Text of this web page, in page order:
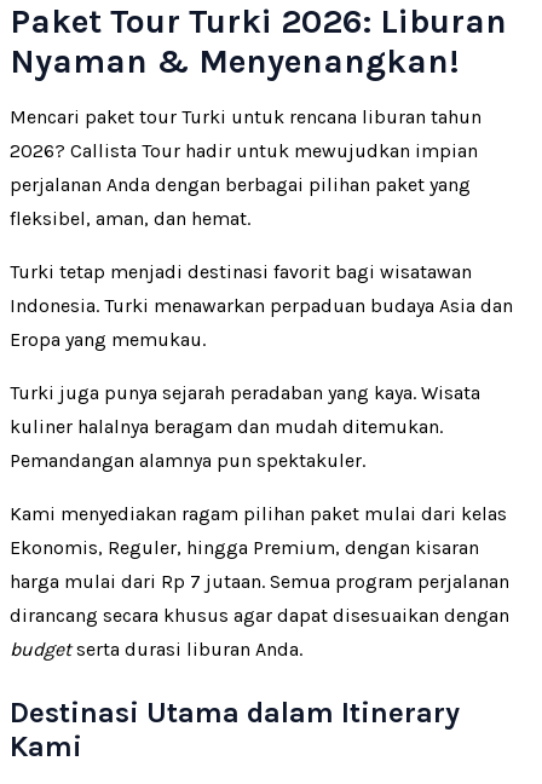
Paket Tour Turki 2026: Liburan
Nyaman & Menyenangkan!
Mencari paket tour Turki untuk rencana liburan tahun
2026? Callista Tour hadir untuk mewujudkan impian
perjalanan Anda dengan berbagai pilihan paket yang
fleksibel, aman, dan hemat.
Turki tetap menjadi destinasi favorit bagi wisatawan
Indonesia. Turki menawarkan perpaduan budaya Asia dan
Eropa yang memukau.
Turki juga punya sejarah peradaban yang kaya. Wisata
kuliner halalnya beragam dan mudah ditemukan.
Pemandangan alamnya pun spektakuler.
Kami menyediakan ragam pilihan paket mulai dari kelas
Ekonomis, Reguler, hingga Premium, dengan kisaran
harga mulai dari Rp 7 jutaan. Semua program perjalanan
dirancang secara khusus agar dapat disesuaikan dengan
budgetserta durasi liburan Anda.
Destinasi Utama dalam Itinerary
Kami